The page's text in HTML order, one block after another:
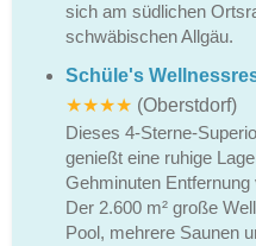
sich am südlichen
schwäbischen Allgäu.
Schüle's
★★★★ (Oberstdorf)
Dieses 4-Sterne-
genießt eine ruhige
Gehminuten
Der 2.600 m² große
Pool, mehrere Saunen